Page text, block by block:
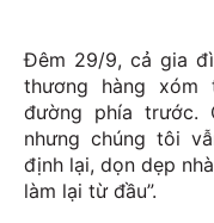
Đêm 29/9, cả gia
thương hàng xóm
đường phía trước.
nhưng chúng tôi
định lại, dọn dẹp
làm lại từ đầu”.